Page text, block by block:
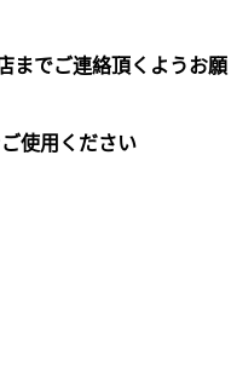
までご連絡頂くようお願
使用ください